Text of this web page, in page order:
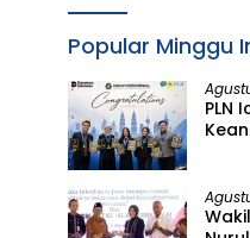
Lansia di
Popular Minggu
PLN